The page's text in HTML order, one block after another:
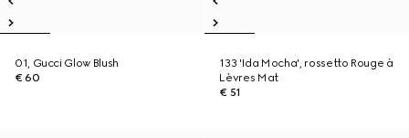
01, Gucci Glow Blush
€ 60
133 'Ida Mocha', rossetto Rouge à
Lèvres Mat
€ 51